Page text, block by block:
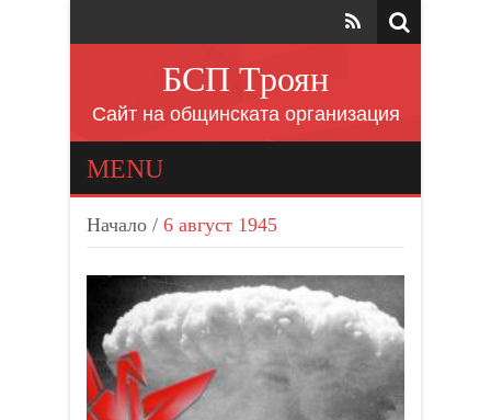
БСП Троян
Сайт на общинската организация
MENU
Начало / 6 август 1945